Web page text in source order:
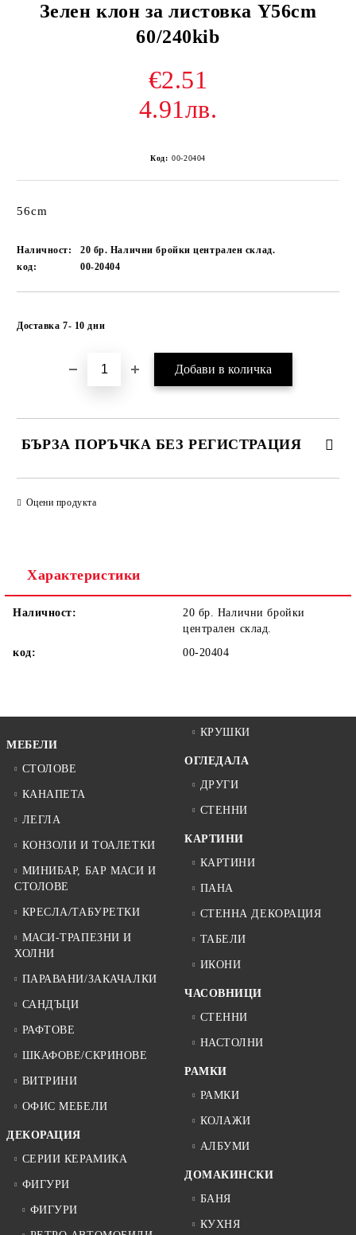
Зелен клон за листовка Y56cm
60/240kib
€2.51
4.91лв.
Код: 00-20404
56cm
Наличност:
20 бр. Налични бройки централен склад.
код:
00-20404
Доставка 7- 10 дни
БЪРЗА ПОРЪЧКА БЕЗ РЕГИСТРАЦИЯ
Оцени продукта
Характеристики
Наличност:
20 бр. Налични бройки
централен склад.
код:
00-20404
МЕБЕЛИ
СТОЛОВЕ
КАНАПЕТА
ЛЕГЛА
КОНЗОЛИ И ТОАЛЕТКИ
МИНИБАР, БАР МАСИ И
СТОЛОВЕ
КРЕСЛА/ТАБУРЕТКИ
МАСИ-ТРАПЕЗНИ И
ХОЛНИ
ПАРАВАНИ/ЗАКАЧАЛКИ
САНДЪЦИ
РАФТОВЕ
ШКАФОВЕ/СКРИНОВЕ
ВИТРИНИ
ОФИС МЕБЕЛИ
ДЕКОРАЦИЯ
СЕРИИ КЕРАМИКА
ФИГУРИ
ФИГУРИ
КРУШКИ
ОГЛЕДАЛА
ДРУГИ
СТЕННИ
КАРТИНИ
КАРТИНИ
ПАНА
СТЕННА ДЕКОРАЦИЯ
ТАБЕЛИ
ИКОНИ
ЧАСОВНИЦИ
СТЕННИ
НАСТОЛНИ
РАМКИ
РАМКИ
КОЛАЖИ
АЛБУМИ
ДОМАКИНСКИ
БАНЯ
КУХНЯ